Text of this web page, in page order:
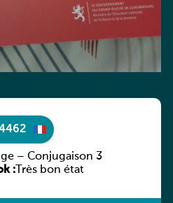
– Conjugaison 3
:Très bon état